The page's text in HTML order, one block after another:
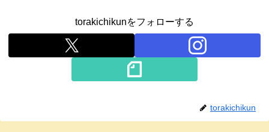
torakichikunをフォローする
torakichikun